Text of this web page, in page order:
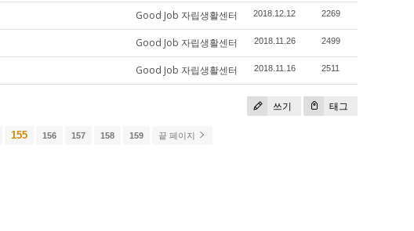
Good Job 자립생활센터 2018.12.12 2269
Good Job 자립생활센터 2018.11.26 2499
Good Job 자립생활센터 2018.11.16 2511
쓰기 태그
155 156 157 158 159 끝 페이지